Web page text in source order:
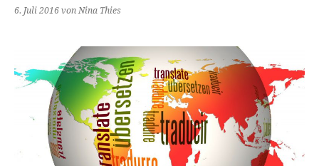
6. Juli 2016 von Nina Thies